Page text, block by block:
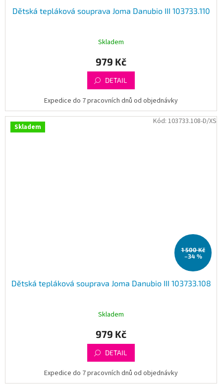
Dětská tepláková souprava Joma Danubio III 103733.110
Skladem
979 Kč
DETAIL
Expedice do 7 pracovních dnů od objednávky
Skladem
1 500 Kč
–34 %
Dětská tepláková souprava Joma Danubio III 103733.108
Skladem
979 Kč
DETAIL
Expedice do 7 pracovních dnů od objednávky
Kód: 103733.108-D/XS